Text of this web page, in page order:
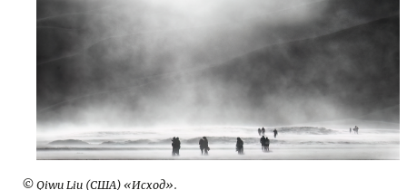
© Qiwu Liu (США) «Исход».